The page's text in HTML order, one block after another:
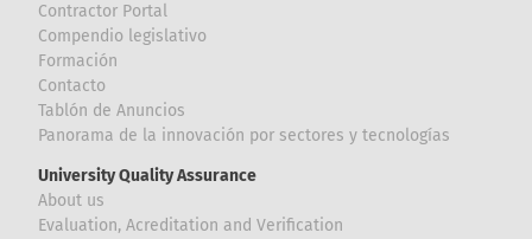
Contractor Portal
Compendio legislativo
Formación
Contacto
Tablón de Anuncios
Panorama de la innovación por sectores y tecnologías
University Quality Assurance
About us
Evaluation, Acreditation and Verification